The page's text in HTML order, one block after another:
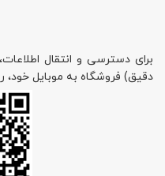
برای دسترسی و انتقال
دقیق) فروشگاه به موبایل خود،